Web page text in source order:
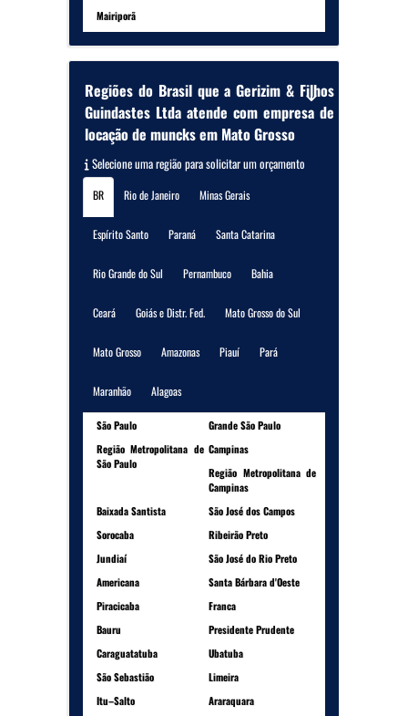
Mairiporã
Regiões do Brasil que a Gerizim & Filhos
Guindastes Ltda atende com empresa de
locação de muncks em Mato Grosso
Selecione uma região para solicitar um orçamento
BR Rio de Janeiro Minas Gerais
Espírito Santo Paraná Santa Catarina
Rio Grande do Sul Pernambuco Bahia
Ceará Goiás e Distr. Fed. Mato Grosso do Sul
Mato Grosso Amazonas Piauí Pará
Maranhão Alagoas
São Paulo
Grande São Paulo
Região Metropolitana de
São Paulo
Campinas
Região Metropolitana de
Campinas
Baixada Santista
São José dos Campos
Sorocaba
Ribeirão Preto
Jundiaí
São José do Rio Preto
Americana
Santa Bárbara d'Oeste
Piracicaba
Franca
Bauru
Presidente Prudente
Caraguatatuba
Ubatuba
São Sebastião
Limeira
Itu–Salto
Araraquara